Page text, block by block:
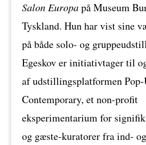
Salon Europapå Museum
Tyskland. Hun har vist sine
på både solo- og
Egeskov er initiativtager til
af udstillingsplatformen Pop-
Contemporary, et non-profit
eksperimentarium for
og gæste-kuratorer fra ind-